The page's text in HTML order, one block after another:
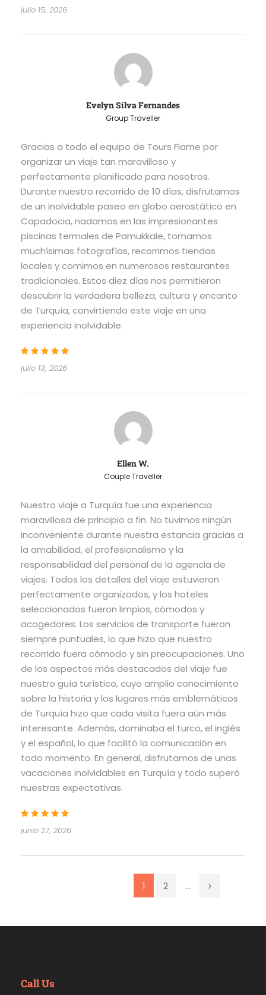
julio 15, 2026
Evelyn Silva Fernandes
Group Traveller
Gracias a todo el equipo de Tours Flame por
organizar un viaje tan maravilloso y
perfectamente planificado para nosotros.
Durante nuestro recorrido de 10 días, disfrutamos
de un inolvidable paseo en globo aerostático en
Capadocia, nadamos en las impresionantes
piscinas termales de Pamukkale, tomamos
muchísimas fotografías, recorrimos tiendas
locales y comimos en numerosos restaurantes
tradicionales. Estos diez días nos permitieron
descubrir la verdadera belleza, cultura y encanto
de Turquía, convirtiendo este viaje en una
experiencia inolvidable.
julio 13, 2026
Ellen W.
Couple Traveller
Nuestro viaje a Turquía fue una experiencia
maravillosa de principio a fin. No tuvimos ningún
inconveniente durante nuestra estancia gracias a
la amabilidad, el profesionalismo y la
responsabilidad del personal de la agencia de
viajes. Todos los detalles del viaje estuvieron
perfectamente organizados, y los hoteles
seleccionados fueron limpios, cómodos y
acogedores. Los servicios de transporte fueron
siempre puntuales, lo que hizo que nuestro
recorrido fuera cómodo y sin preocupaciones. Uno
de los aspectos más destacados del viaje fue
nuestro guía turístico, cuyo amplio conocimiento
sobre la historia y los lugares más emblemáticos
de Turquía hizo que cada visita fuera aún más
interesante. Además, dominaba el turco, el inglés
y el español, lo que facilitó la comunicación en
todo momento. En general, disfrutamos de unas
vacaciones inolvidables en Turquía y todo superó
nuestras expectativas.
junio 27, 2026
1 2 ...
Call Us